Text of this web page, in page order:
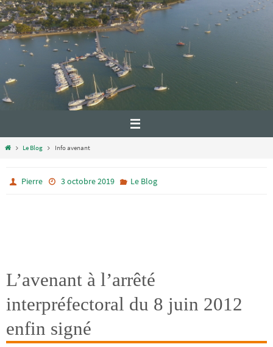
Le Blog Info avenant
Pierre 3 octobre 2019 Le Blog
L’avenant à l’arrêté
interpréfectoral du 8 juin 2012
enfin signé